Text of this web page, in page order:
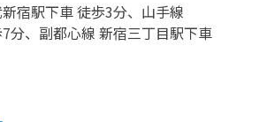
宿駅下車 徒歩3分、 山手線
、 副都心線 新宿三丁目駅下車